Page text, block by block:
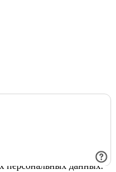
персональных данных.